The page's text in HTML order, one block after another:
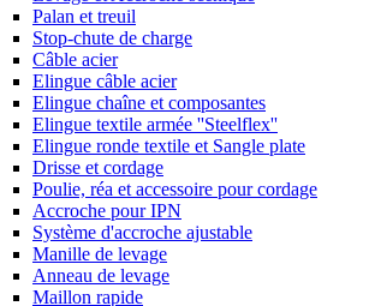
Palan et treuil
Stop-chute de charge
Câble acier
Elingue câble acier
Elingue chaîne et composantes
Elingue textile armée ''Steelflex''
Elingue ronde textile et Sangle plate
Drisse et cordage
Poulie, réa et accessoire pour cordage
Accroche pour IPN
Système d'accroche ajustable
Manille de levage
Anneau de levage
Maillon rapide